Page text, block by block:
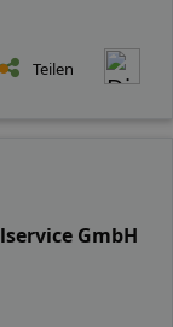
Teilen
GmbH